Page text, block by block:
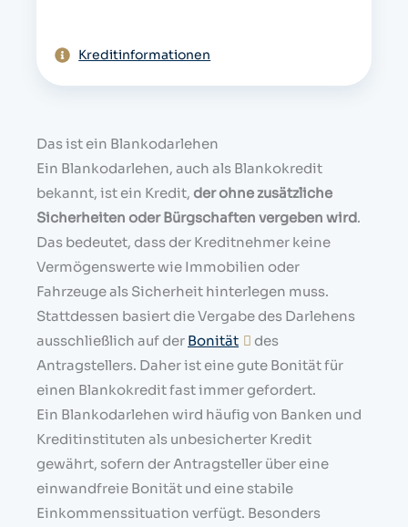
Kreditinformationen
Das ist ein Blankodarlehen
Ein Blankodarlehen, auch als Blankokredit
bekannt, ist ein Kredit, der ohne zusätzliche
Sicherheiten oder Bürgschaften vergeben wird.
Das bedeutet, dass der Kreditnehmer keine
Vermögenswerte wie Immobilien oder
Fahrzeuge als Sicherheit hinterlegen muss.
Stattdessen basiert die Vergabe des Darlehens
ausschließlich auf der Bonität
des
Antragstellers. Daher ist eine gute Bonität für
einen Blankokredit fast immer gefordert.
Ein Blankodarlehen wird häufig von Banken und
Kreditinstituten als unbesicherter Kredit
gewährt, sofern der Antragsteller über eine
einwandfreie Bonität und eine stabile
Einkommenssituation verfügt. Besonders